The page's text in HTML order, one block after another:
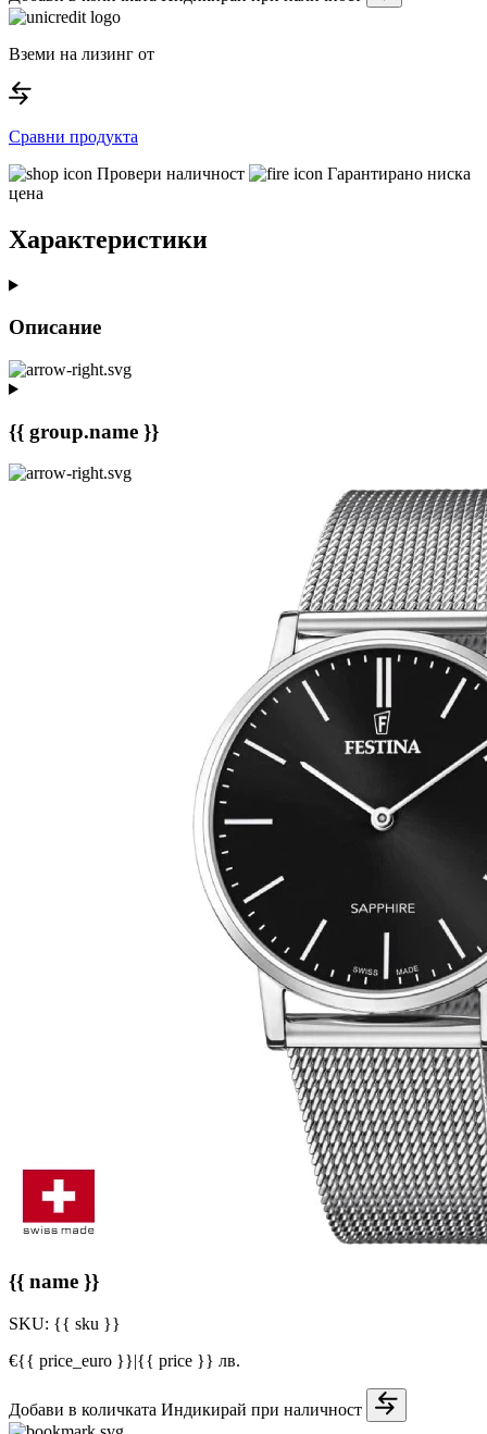
Вземи на лизинг от
Сравни продукта
Провери наличност
Гарантирано ниска
цена
Характеристики
Описание
{{ group.name }}
{{ name }}
SKU: {{ sku }}
€{{ price_euro }}|{{ price }} лв.
Добави в количката Индикирай при наличност